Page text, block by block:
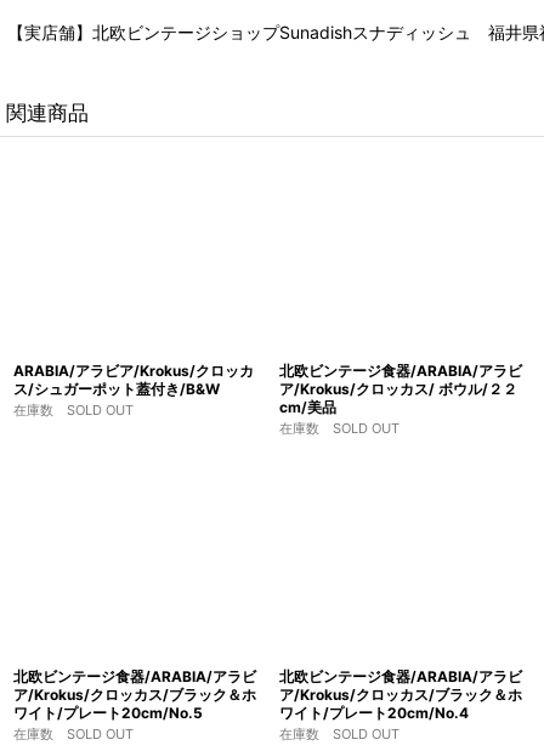
【実店舗】北欧ビンテージショップSunadishスナディッシュ 福井
関連商品
ARABIA/アラビア/Krokus/クロッカ
ス/シュガーポット蓋付き/B&W
在庫数 SOLD OUT
北欧ビンテージ食器/ARABIA/アラビ
ア/Krokus/クロッカス/ ボウル/２２
cm/美品
在庫数 SOLD OUT
北欧ビンテージ食器/ARABIA/アラビ
ア/Krokus/クロッカス/ブラック＆ホ
ワイト/プレート20cm/No.5
在庫数 SOLD OUT
北欧ビンテージ食器/ARABIA/アラビ
ア/Krokus/クロッカス/ブラック＆ホ
ワイト/プレート20cm/No.4
在庫数 SOLD OUT